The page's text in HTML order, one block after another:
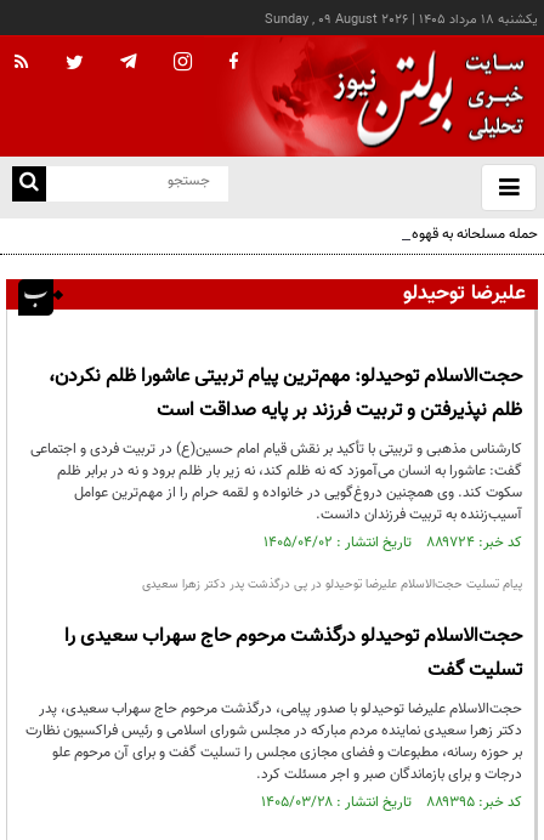
يکشنبه ۱۸ مرداد ۱۴۰۵ |
Sunday , 09 August 2026
باز
و
حمله مسلحانه به قهوه‌خانه‌ای در زاهدان؛ ۲ نفر جان باختند
علیرضا توحیدلو
حجت‌الاسلام توحیدلو: مهم‌ترین پیام تربیتی عاشورا ظلم نکردن،
ظلم نپذیرفتن و تربیت فرزند بر پایه صداقت است
کارشناس مذهبی و تربیتی با تأکید بر نقش قیام امام حسین(ع) در تربیت فردی و اجتماعی
گفت: عاشورا به انسان می‌آموزد که نه ظلم کند، نه زیر بار ظلم برود و نه در برابر ظلم
سکوت کند. وی همچنین دروغ‌گویی در خانواده و لقمه حرام را از مهم‌ترین عوامل
آسیب‌زننده به تربیت فرزندان دانست.
کد خبر: ۸۸۹۷۲۴ تاریخ انتشار : ۱۴۰۵/۰۴/۰۲
پیام تسلیت حجت‌الاسلام علیرضا توحیدلو در پی درگذشت پدر دکتر زهرا سعیدی
حجت‌الاسلام توحیدلو درگذشت مرحوم حاج سهراب سعیدی را
تسلیت گفت
حجت‌الاسلام علیرضا توحیدلو با صدور پیامی، درگذشت مرحوم حاج سهراب سعیدی، پدر
دکتر زهرا سعیدی نماینده مردم مبارکه در مجلس شورای اسلامی و رئیس فراکسیون نظارت
بر حوزه رسانه، مطبوعات و فضای مجازی مجلس را تسلیت گفت و برای آن مرحوم علو
درجات و برای بازماندگان صبر و اجر مسئلت کرد.
کد خبر: ۸۸۹۳۹۵ تاریخ انتشار : ۱۴۰۵/۰۳/۲۸